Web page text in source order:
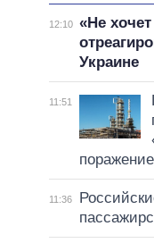
12:10 «Не
Украине
11:51
11:36